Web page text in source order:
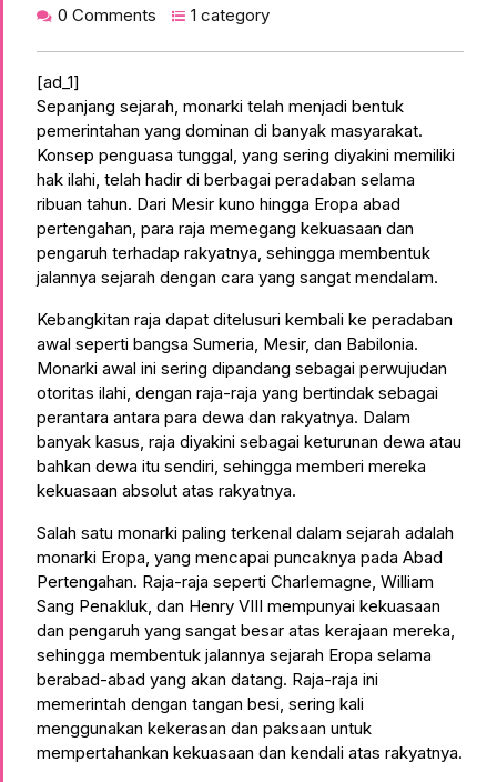
0 Comments
1 category
[ad_1]
Sepanjang sejarah, monarki telah menjadi bentuk
pemerintahan yang dominan di banyak masyarakat.
Konsep penguasa tunggal, yang sering diyakini memiliki
hak ilahi, telah hadir di berbagai peradaban selama
ribuan tahun. Dari Mesir kuno hingga Eropa abad
pertengahan, para raja memegang kekuasaan dan
pengaruh terhadap rakyatnya, sehingga membentuk
jalannya sejarah dengan cara yang sangat mendalam.
Kebangkitan raja dapat ditelusuri kembali ke peradaban
awal seperti bangsa Sumeria, Mesir, dan Babilonia.
Monarki awal ini sering dipandang sebagai perwujudan
otoritas ilahi, dengan raja-raja yang bertindak sebagai
perantara antara para dewa dan rakyatnya. Dalam
banyak kasus, raja diyakini sebagai keturunan dewa atau
bahkan dewa itu sendiri, sehingga memberi mereka
kekuasaan absolut atas rakyatnya.
Salah satu monarki paling terkenal dalam sejarah adalah
monarki Eropa, yang mencapai puncaknya pada Abad
Pertengahan. Raja-raja seperti Charlemagne, William
Sang Penakluk, dan Henry VIII mempunyai kekuasaan
dan pengaruh yang sangat besar atas kerajaan mereka,
sehingga membentuk jalannya sejarah Eropa selama
berabad-abad yang akan datang. Raja-raja ini
memerintah dengan tangan besi, sering kali
menggunakan kekerasan dan paksaan untuk
mempertahankan kekuasaan dan kendali atas rakyatnya.